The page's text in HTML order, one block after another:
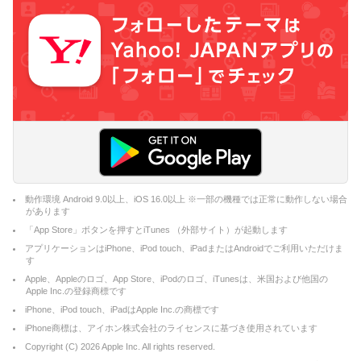
動作環境 Android 9.0以上、iOS 16.0以上 ※一部の機種では正常に動作しない場合
があります
「App Store」ボタンを押すとiTunes （外部サイト）が起動します
アプリケーションはiPhone、iPod touch、iPadまたはAndroidでご利用いただけま
す
Apple、Appleのロゴ、App Store、iPodのロゴ、iTunesは、米国および他国の
Apple Inc.の登録商標です
iPhone、iPod touch、iPadはApple Inc.の商標です
iPhone商標は、アイホン株式会社のライセンスに基づき使用されています
Copyright (C) 2026Apple Inc. All rights reserved.